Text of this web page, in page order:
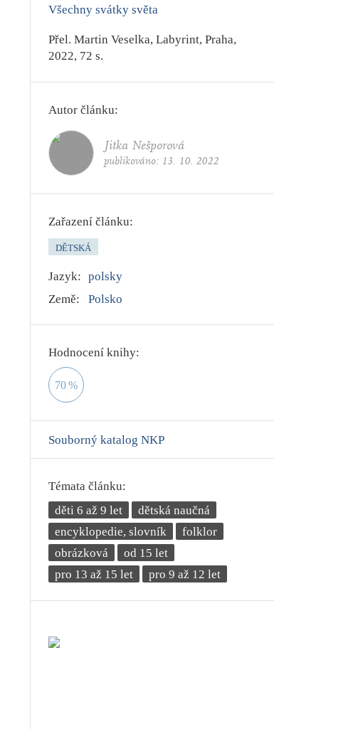
Všechny svátky světa
Přel. Martin Veselka, Labyrint, Praha,
2022, 72 s.
Autor článku:
Jitka Nešporová
publikováno: 13. 10. 2022
Zařazení článku:
DĚTSKÁ
Jazyk: polsky
Země:
Polsko
Hodnocení knihy:
70 %
Souborný katalog NKP
Témata článku:
děti 6 až 9 let
dětská naučná
encyklopedie, slovník
folklor
obrázková
od 15 let
pro 13 až 15 let
pro 9 až 12 let